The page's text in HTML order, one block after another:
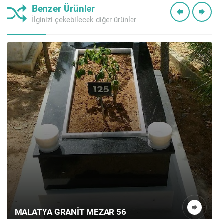
Benzer Ürünler
İlginizi çekebilecek diğer ürünler
MALATYA GRANIT MEZAR 56